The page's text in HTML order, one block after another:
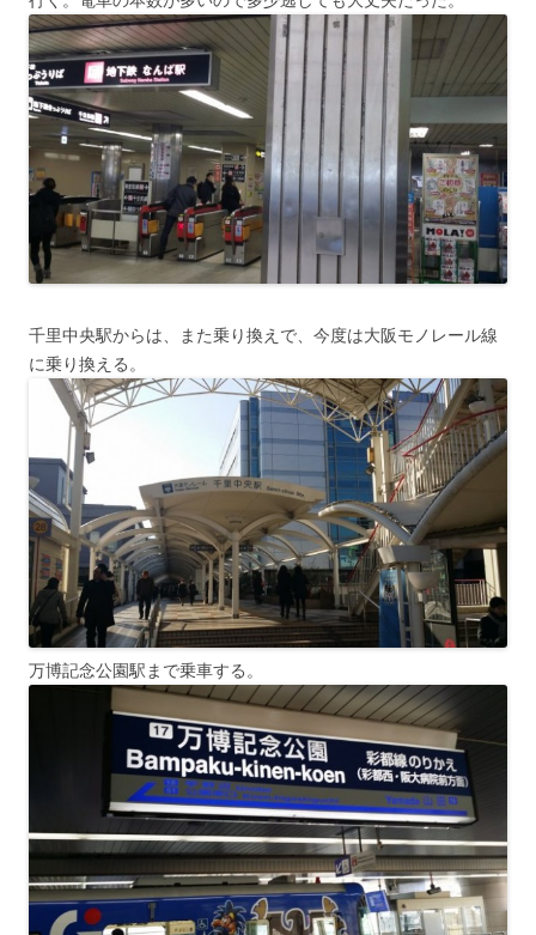
千里中央駅からは、また乗り換えで、今度は大阪モノレール線
に乗り換える。
万博記念公園駅まで乗車する。